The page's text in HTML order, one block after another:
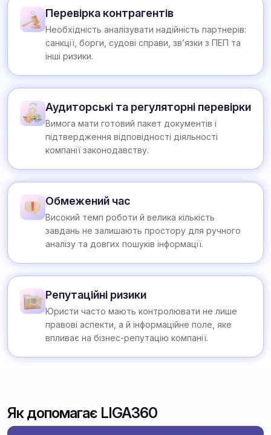
Перевірка контрагентів
Необхідність аналізувати надійність партнерів:
санкції, борги, судові справи, зв’язки з ПЕП та
інші ризики.
Аудиторські та регуляторні перевірки
Вимога мати готовий пакет документів і
підтвердження відповідності діяльності
компанії законодавству.
Обмежений час
Високий темп роботи й велика кількість
завдань не залишають простору для ручного
аналізу та довгих пошуків інформації.
Репутаційні ризики
Юристи часто мають контролювати не лише
правові аспекти, а й інформаційне поле, яке
впливає на бізнес-репутацію компанії.
Як допомагає LIGA360